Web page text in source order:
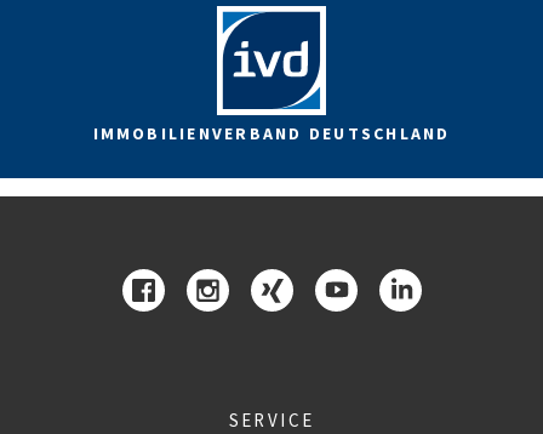
IMMOBILIENVERBAND DEUTSCHLAND
SERVICE